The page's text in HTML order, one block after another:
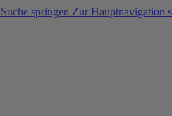
springen Zur Hauptnavigation